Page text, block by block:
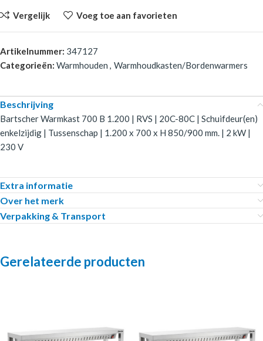
Vergelijk Voeg toe aan favorieten
Artikelnummer: 347127
Categorieën: Warmhouden , Warmhoudkasten/Bordenwarmers
Beschrijving
Bartscher Warmkast 700 B 1.200 | RVS | 20C-80C | Schuifdeur(en)
enkelzijdig | Tussenschap | 1.200 x 700 x H 850/900 mm. | 2 kW |
230 V
Extra informatie
Over het merk
Verpakking & Transport
Gerelateerde producten